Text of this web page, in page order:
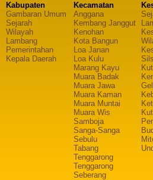
Kabupaten
Gambaran Umum
Sejarah
Wilayah
Lambang
Pemerintahan
Kepala Daerah
Kecamatan
Anggana
Kembang Janggut
Kenohan
Kota Bangun
Loa Janan
Loa Kulu
Marang Kayu
Muara Badak
Muara Jawa
Muara Kaman
Muara Muntai
Muara Wis
Samboja
Sanga-Sanga
Sebulu
Tabang
Tenggarong
Tenggarong
Seberang